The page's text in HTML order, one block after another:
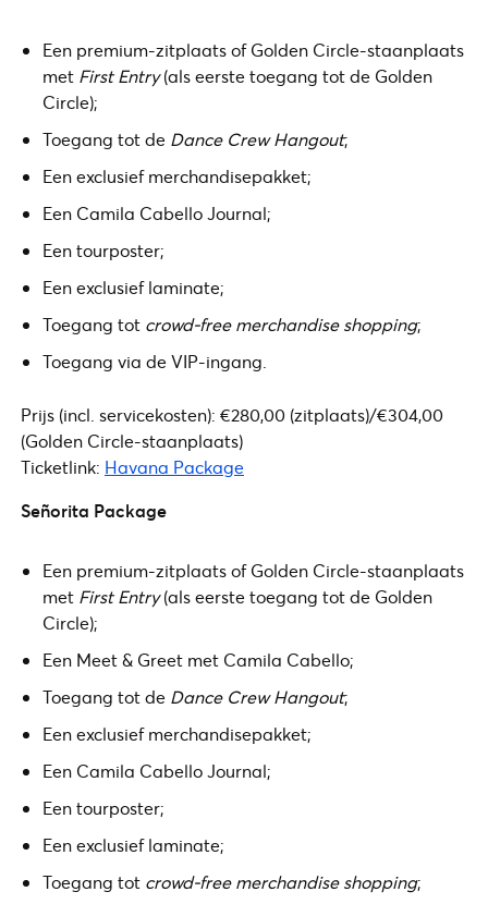
Een premium-zitplaats of Golden Circle-staanplaats
met First Entry(als eerste toegang tot de Golden
Circle);
Toegang tot de Dance Crew Hangout;
Een exclusief merchandisepakket;
Een Camila Cabello Journal;
Een tourposter;
Een exclusief laminate;
Toegang tot crowd-free merchandise shopping;
Toegang via de VIP-ingang.
Prijs (incl. servicekosten): €280,00 (zitplaats)/€304,00
(Golden Circle-staanplaats)
Ticketlink: Havana Package
Señorita Package
Een premium-zitplaats of Golden Circle-staanplaats
met First Entry(als eerste toegang tot de Golden
Circle);
Een Meet & Greet met Camila Cabello;
Toegang tot de Dance Crew Hangout;
Een exclusief merchandisepakket;
Een Camila Cabello Journal;
Een tourposter;
Een exclusief laminate;
Toegang tot crowd-free merchandise shopping;